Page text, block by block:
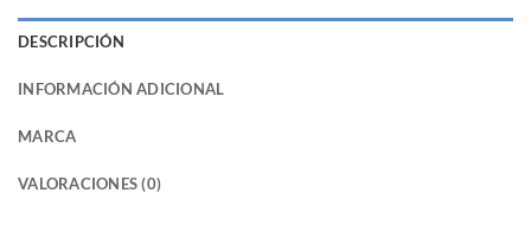
DESCRIPCIÓN
INFORMACIÓN ADICIONAL
MARCA
VALORACIONES (0)